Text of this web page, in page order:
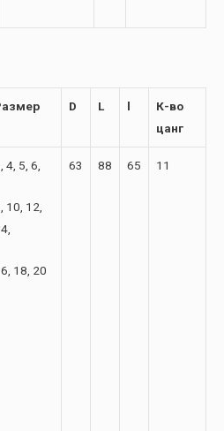
D L l
К-во
цанг
4, 5, 6,
10, 12,
18, 20
63 88 65 11